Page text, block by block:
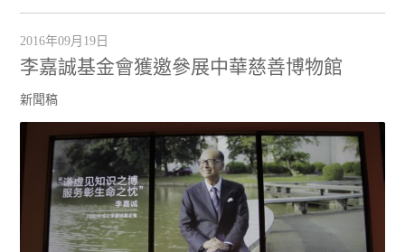
2016年09月19日
李嘉誠基金會獲邀參展中華慈善博物館
新聞稿